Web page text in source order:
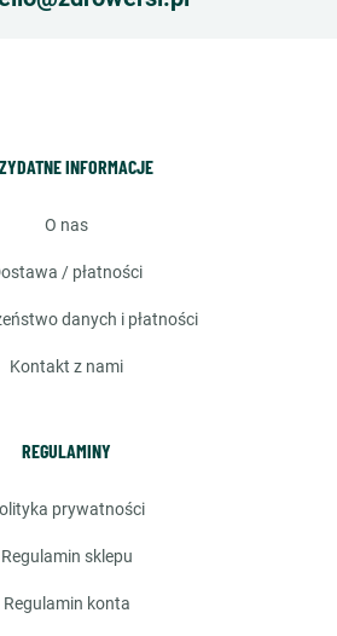
INFORMACJE
o nas
dostawa / płatności
danych i płatności
kontakt z nami
REGULAMINY
polityka prywatności
regulamin sklepu
regulamin konta